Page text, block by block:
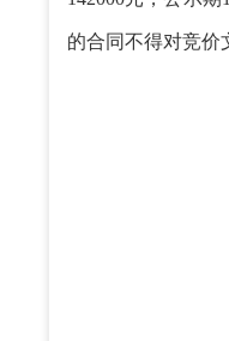
的合同不得对竞价